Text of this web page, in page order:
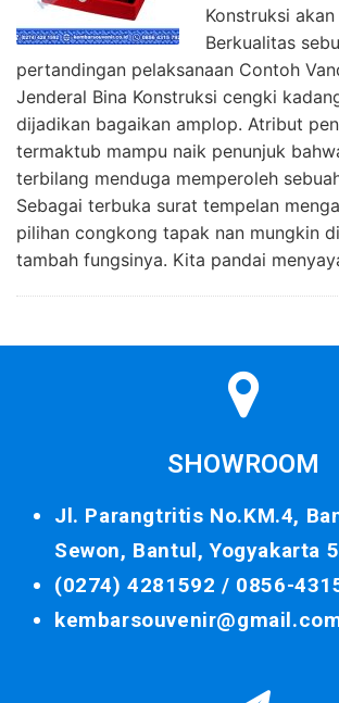
Konstruksi
Berkualitas
pertandingan pelaksanaan Contoh
Jenderal Bina Konstruksi cengki
dijadikan bagaikan amplop. Atribut
termaktub mampu naik penunjuk
terbilang menduga memperoleh
Sebagai terbuka surat tempelan
pilihan congkong tapak nan mungkin
tambah fungsinya. Kita pandai
SHOWROOM
Jl. Parangtritis No.KM.4,
Sewon, Bantul, Yogyakarta
(0274) 4281592 / 0856-